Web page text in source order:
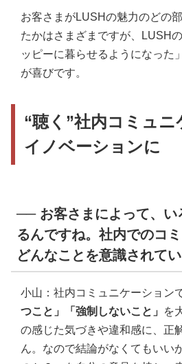
お客さまがLUSHの魅力のどの
たかはさまざまですが、LUSH
ッピーに暮らせるようになった
が喜びです。
“聴く”社内コミュ
イノベーションに
── お客さまによって、い
るんですね。社内でのコ
どんなことを意識されて
小山：社内コミュニケーション
つこと」「強制しないこと」
を
の感じた気づきや違和感に、正
ん。なので結論がなくてもいい